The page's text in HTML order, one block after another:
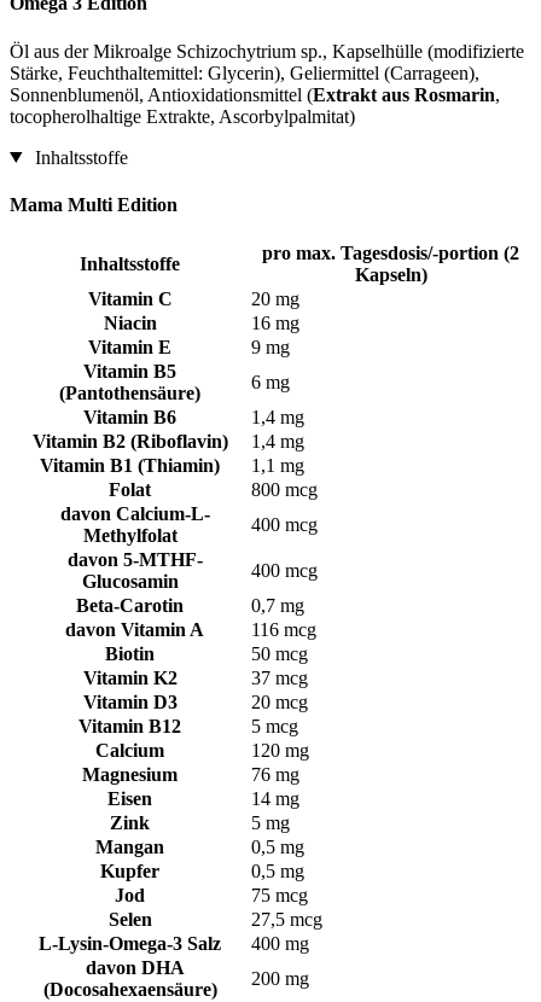
Öl aus der Mikroalge Schizochytrium sp., Kapselhülle (modifizierte
Stärke, Feuchthaltemittel: Glycerin), Geliermittel (Carrageen),
Sonnenblumenöl, Antioxidationsmittel (Extrakt aus Rosmarin,
tocopherolhaltige Extrakte, Ascorbylpalmitat)
Inhaltsstoffe
Mama Multi Edition
Inhaltsstoffe
pro max. Tagesdosis/-portion (2
Kapseln)
Vitamin C
20 mg
Niacin
16 mg
Vitamin E
9 mg
Vitamin B5
(Pantothensäure)
6 mg
Vitamin B6
1,4 mg
Vitamin B2 (Riboflavin)
1,4 mg
Vitamin B1 (Thiamin)
1,1 mg
Folat
800 mcg
davon Calcium-L-
Methylfolat
400 mcg
davon 5-MTHF-
Glucosamin
400 mcg
Beta-Carotin
0,7 mg
davon Vitamin A
116 mcg
Biotin
50 mcg
Vitamin K2
37 mcg
Vitamin D3
20 mcg
Vitamin B12
5 mcg
Calcium
120 mg
Magnesium
76 mg
Eisen
14 mg
Zink
5 mg
Mangan
0,5 mg
Kupfer
0,5 mg
Jod
75 mcg
Selen
27,5 mcg
L-Lysin-Omega-3 Salz
400 mg
davon DHA
(Docosahexaensäure)
200 mg